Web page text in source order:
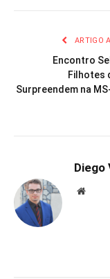
ARTIGO
Encontro
Filhotes
Surpreendem na
Diego
Website